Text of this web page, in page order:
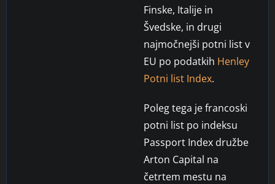
Finske, Italije in
Švedske, in drugi
najmočnejši potni list v
EU po podatkih Henley
Potni list Index.
Poleg tega je francoski
potni list po indeksu
Passport Index družbe
Arton Capital na
četrtem mestu na